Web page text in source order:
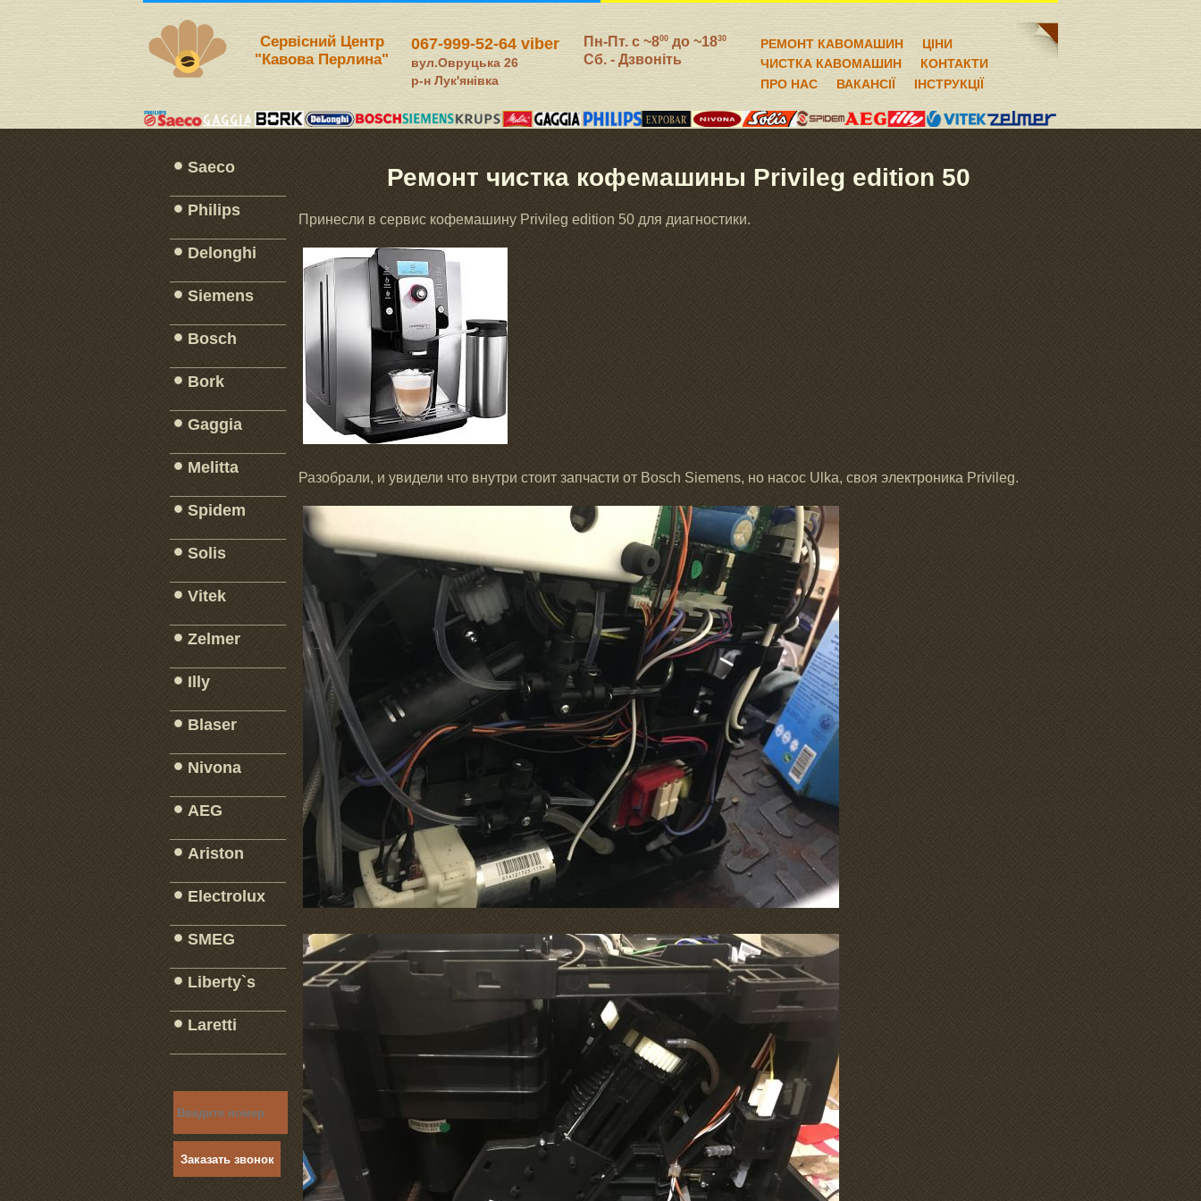
Сервісний Центр
"Кавова Перлина"
067-999-52-64 viber
вул.Овруцька 26
р-н Лук'янівка
Пн-Пт. c ~800 до ~1830
Сб. - Дзвоніть
РЕМОНТ КАВОМАШИН
ЦІНИ
ЧИСТКА КАВОМАШИН
КОНТАКТИ
ПРО НАС
ВАКАНСІЇ ІНСТРУКЦІЇ
Saeco
Philips
Delonghi
Siemens
Bosch
Bork
Gaggia
Melitta
Spidem
Solis
_____________
Vitek
Zelmer
Illy
_____________
Blaser
Nivona
_____________
AEG
_____________
Ariston
_____________
Electrolux
_____________
SMEG
Liberty`s
_____________
Laretti
_____________
Заказать звонок
Ремонт чистка кофемашины Privileg edition 50
Принесли в сервис кофемашину Privileg edition 50 для диагностики.
Разобрали, и увидели что внутри стоит запчасти от Bosch Siemens, но насос Ulka, своя электроника Privileg.